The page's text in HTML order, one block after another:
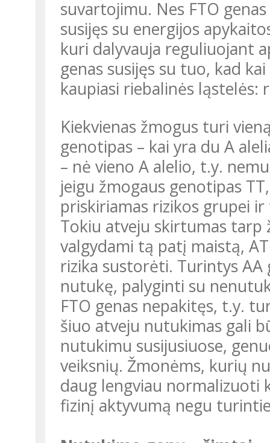
suvartojimu. Nes FTO
susijęs su energijos
kuri dalyvauja reguliuojant
genas susijęs su tuo, kad
kaupiasi riebalinės ląstelės:
Kiekvienas žmogus turi vieną iš trijų genotipų: AA, AT arba TT. AA
genotipas – kai yra du A
– nė vieno A alelio, t.y.
jeigu žmogaus genotipas
priskiriamas rizikos grupei
Tokiu atveju skirtumas tarp
valgydami tą patį maistą,
rizika sustorėti. Turintys
nutukę, palyginti su
FTO genas nepakitęs, t.y.
šiuo atveju nutukimas gali
nutukimu susijusiuose,
veiksnių. Žmonėms, kurių
daug lengviau normalizuoti
fizinį aktyvumą negu